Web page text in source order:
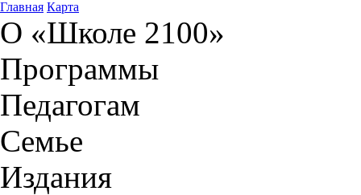
Главная Карта
О «Школе 2100»
Программы
Педагогам
Семье
Издания